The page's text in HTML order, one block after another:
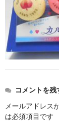
MONDE
ご当地シリ
草津産熊
キャラクター
ゆもみちゃ
コメントを残
メールアドレス
は必須項目です